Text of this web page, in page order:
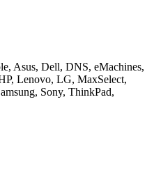
Asus, Dell, DNS, eMachines,
Lenovo, LG, MaxSelect,
Sony, ThinkPad,